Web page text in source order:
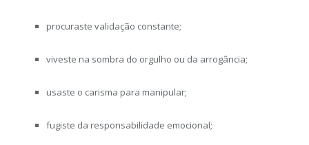
procuraste validação constante;
viveste na sombra do orgulho ou da arrogância;
usaste o carisma para manipular;
fugiste da responsabilidade emocional;